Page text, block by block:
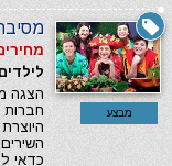
מבצע
לילדים 3-7
הצגה
חברות
כדאי